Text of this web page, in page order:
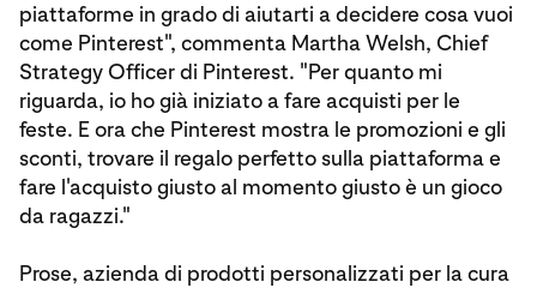
piattaforme in grado di aiutarti a decidere cosa vuoi
come Pinterest", commenta Martha Welsh, Chief
Strategy Officer di Pinterest. "Per quanto mi
riguarda, io ho già iniziato a fare acquisti per le
feste. E ora che Pinterest mostra le promozioni e gli
sconti, trovare il regalo perfetto sulla piattaforma e
fare l'acquisto giusto al momento giusto è un gioco
da ragazzi."
Prose, azienda di prodotti personalizzati per la cura